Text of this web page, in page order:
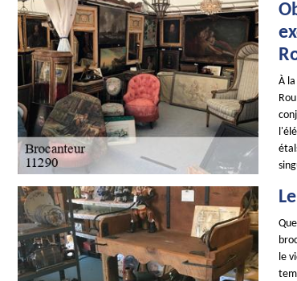
À
le